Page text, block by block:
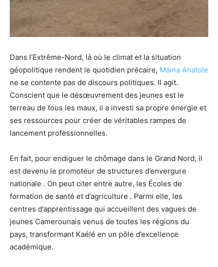
Dans l’Extrême-Nord, là où le climat et la situation
géopolitique rendent le quotidien précaire, Maina Anatole
ne se contente pas de discours politiques. Il agit.
Conscient que le désœuvrement des jeunes est le
terreau de tous les maux, il a investi sa propre énergie et
ses ressources pour créer de véritables rampes de
lancement professionnelles.
En fait, pour endiguer le chômage dans le Grand Nord, il
est devenu le promoteur de structures d’envergure
nationale . On peut citer entre autre, les Écoles de
formation de santé et d’agriculture . Parmi elle, les
centres d’apprentissage qui accueillent des vagues de
jeunes Camerounais venus de toutes les régions du
pays, transformant Kaélé en un pôle d’excellence
académique.